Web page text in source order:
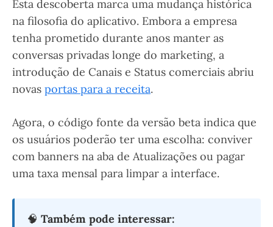
Esta descoberta marca uma mudança histórica
na filosofia do aplicativo. Embora a empresa
tenha prometido durante anos manter as
conversas privadas longe do marketing, a
introdução de Canais e Status comerciais abriu
novas portas para a receita.
Agora, o código fonte da versão beta indica que
os usuários poderão ter uma escolha: conviver
com banners na aba de Atualizações ou pagar
uma taxa mensal para limpar a interface.
🧠 Também pode interessar: